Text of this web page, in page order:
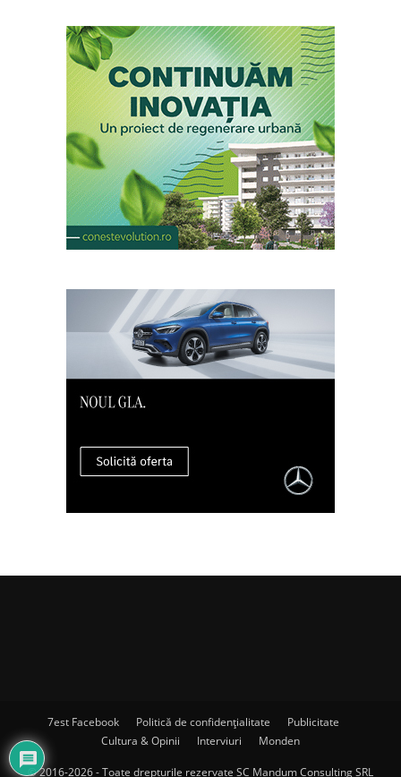
7est Facebook Politică de confidențialitate
Publicitate
Cultura & Opinii
Interviuri Monden
© 2016-2026 - Toate drepturile rezervate SC Mandum Consulting SRL